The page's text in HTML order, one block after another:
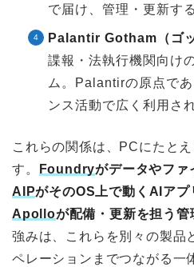
で届け、管理・更新す
Palantir Gotham（ゴッ
諜報・法執行機関向け
ム。Palantirの原点で
ンス活動で広く利用さ
これらの関係は、PCにたと
す。
Foundryがデータやファ
AIPがそのOS上で動くAIアプ
Apolloが配備・更新を担う管
強みは、これらを別々の製品
ペレーションまでつながる一